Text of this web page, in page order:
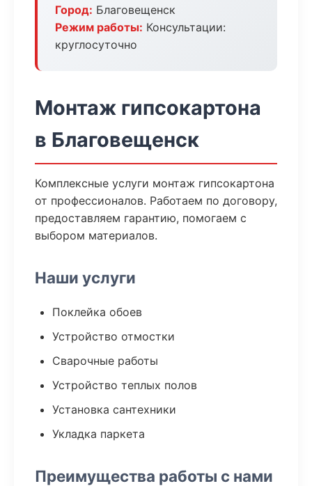
Город: Благовещенск
Режим работы: Консультации:
круглосуточно
Монтаж гипсокартона
в Благовещенск
Комплексные услуги монтаж гипсокартона
от профессионалов. Работаем по договору,
предоставляем гарантию, помогаем с
выбором материалов.
Наши услуги
Поклейка обоев
Устройство отмостки
Сварочные работы
Устройство теплых полов
Установка сантехники
Укладка паркета
Преимущества работы с нами